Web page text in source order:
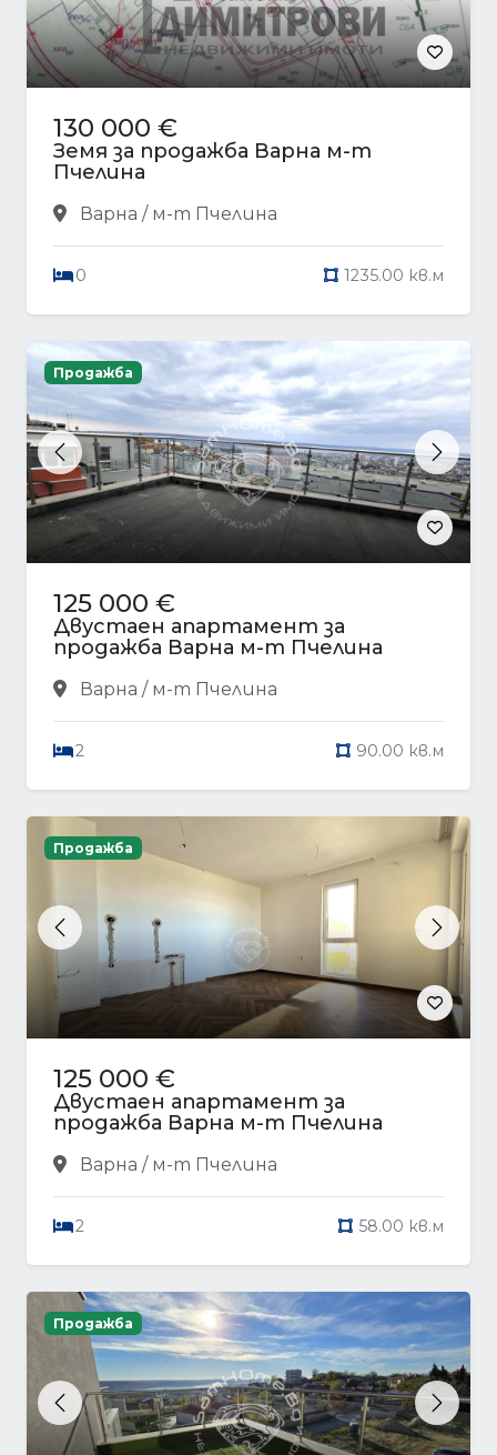
130 000 €
Земя за продажба Варна м-т
Пчелина
Варна / м-т Пчелина
0 1235.00 кв.м
Previous Next
Продажба
125 000 €
Двустаен апартамент за
продажба Варна м-т Пчелина
Варна / м-т Пчелина
2 90.00 кв.м
Previous Next
Продажба
125 000 €
Двустаен апартамент за
продажба Варна м-т Пчелина
Варна / м-т Пчелина
2 58.00 кв.м
Previous Next
Продажба